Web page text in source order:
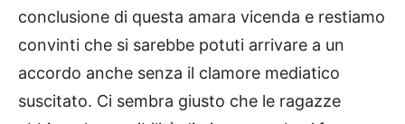
conclusione di questa amara vicenda e restiamo
convinti che si sarebbe potuti arrivare a un
accordo anche senza il clamore mediatico
suscitato. Ci sembra giusto che le ragazze